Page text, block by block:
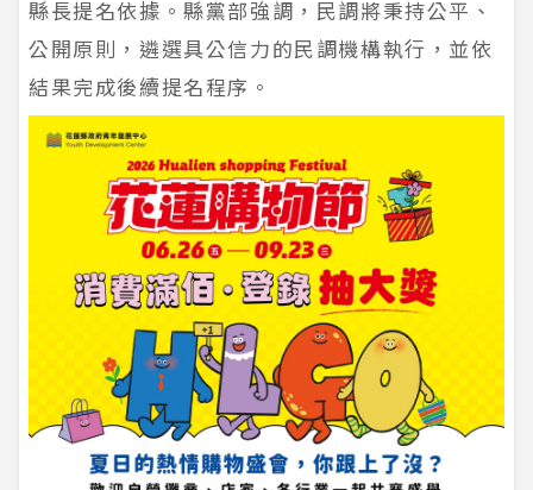
縣長提名依據。縣黨部強調，民調將秉持公平、
公開原則，遴選具公信力的民調機構執行，並依
結果完成後續提名程序。